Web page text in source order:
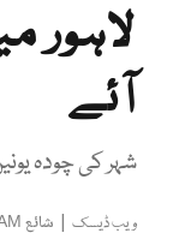
لاہور
آئے
شہر کی چودہ
ویب ڈیسک | شائع